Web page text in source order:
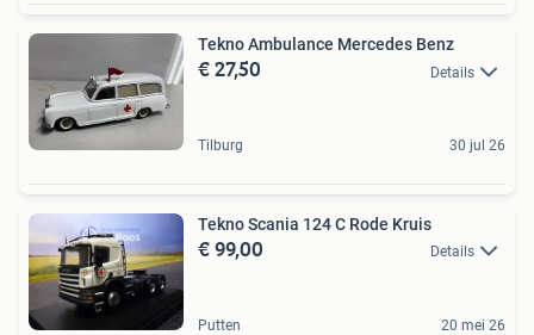
Tekno Ambulance Mercedes Benz
€ 27,50 Details
Tilburg 30 jul 26
Tekno Scania 124 C Rode Kruis
€ 99,00 Details
Putten 20 mei 26